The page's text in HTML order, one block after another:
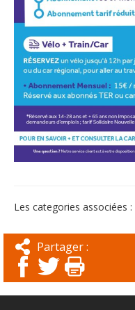
Les categories associées :
Partager :